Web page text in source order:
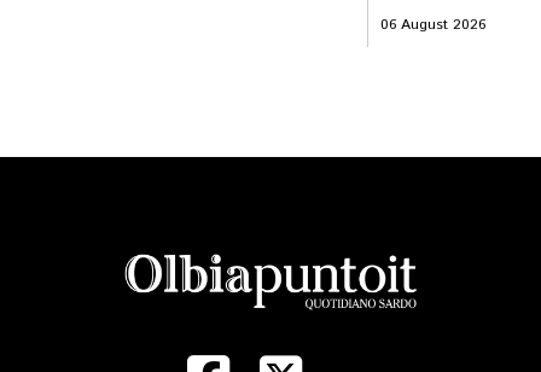
06 August 2026